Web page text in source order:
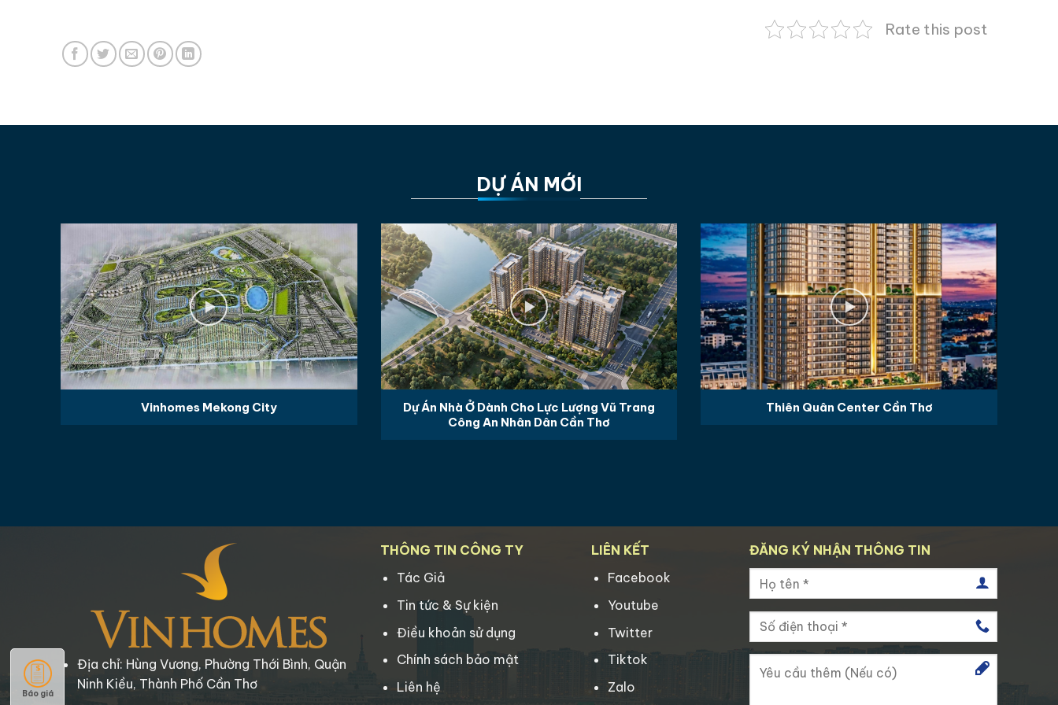
Rate this post
DỰ ÁN MỚI
Vinhomes Mekong City
Dự Án Nhà Ở Dành Cho Lực Lượng Vũ Trang
Công An Nhân Dân Cần Thơ
Thiên Quân Center Cần Thơ
Địa chỉ: Hùng Vương, Phường Thới Bình, Quận
Ninh Kiều, Thành Phố Cần Thơ
THÔNG TIN CÔNG TY
Tác Giả
Tin tức & Sự kiện
Điều khoản sử dụng
Chính sách bảo mật
Liên hệ
LIÊN KẾT
Facebook
Youtube
Twitter
Tiktok
Zalo
ĐĂNG KÝ NHẬN THÔNG TIN
Báo giá